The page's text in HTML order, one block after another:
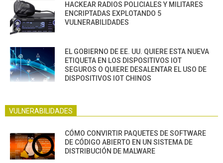
HACKEAR RADIOS POLICIALES Y MILITARES
ENCRIPTADAS EXPLOTANDO 5
VULNERABILIDADES
EL GOBIERNO DE EE. UU. QUIERE ESTA NUEVA
ETIQUETA EN LOS DISPOSITIVOS IOT
SEGUROS O QUIERE DESALENTAR EL USO DE
DISPOSITIVOS IOT CHINOS
VULNERABILIDADES
CÓMO CONVIRTIR PAQUETES DE SOFTWARE
DE CÓDIGO ABIERTO EN UN SISTEMA DE
DISTRIBUCIÓN DE MALWARE